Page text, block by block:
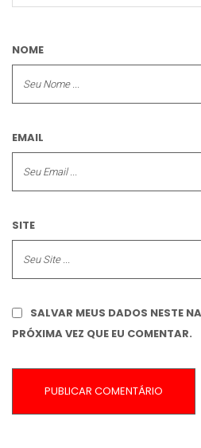
NOME
EMAIL
SITE
SALVAR MEUS DADOS NESTE
PRÓXIMA VEZ QUE EU COMENTAR.